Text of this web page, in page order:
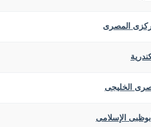
المصرى
الخليجى
الإسلامى